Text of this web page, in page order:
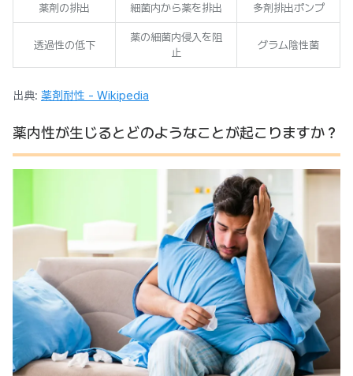
薬剤の排出 細菌内から薬を排出 多剤排出ポンプ
透過性の低下
薬の細菌内侵入を阻
止
グラム陰性菌
出典: 薬剤耐性 - Wikipedia
薬内性が生じるとどのようなことが起こりますか？